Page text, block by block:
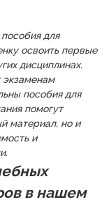
для
освоить первые
дисциплинах.
экзаменам
пособия для
помогут
материал, но и
и
в нашем